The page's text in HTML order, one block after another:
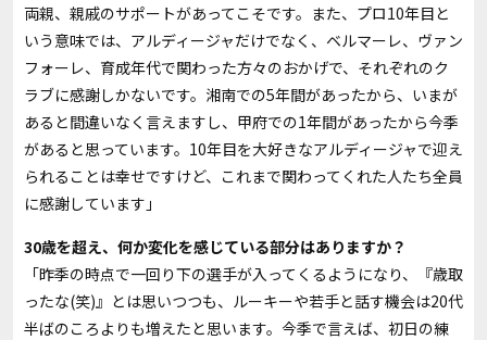
両親、親戚のサポートがあってこそです。また、プロ10年目と
いう意味では、アルディージャだけでなく、ベルマーレ、ヴァン
フォーレ、育成年代で関わった方々のおかげで、それぞれのク
ラブに感謝しかないです。湘南での5年間があったから、いまが
あると間違いなく言えますし、甲府での1年間があったから今季
があると思っています。 10年目を大好きなアルディージャで迎え
られることは幸せですけど、これまで関わってくれた人たち全員
に感謝しています」
――30歳を超え、何か変化を感じている部分はありますか？
「昨季の時点で一回り下の選手が入ってくるようになり、『歳取
ったな(笑) 』とは思いつつも、ルーキーや若手と話す機会は20代
半ばのころよりも増えたと思います。今季で言えば、初日の練